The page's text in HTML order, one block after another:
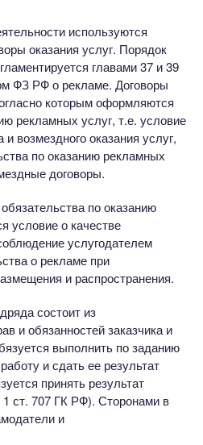
используются
оказания услуг. Порядок
главами 37 и 39
ФЗ РФ о рекламе. Договоры
которым оформляются
рекламных услуг, т.е. условие
возмездного оказания услуг,
по оказанию рекламных
договоры.
по оказанию
условие о качестве
услугодателем
о рекламе при
и распространения.
состоит из
и обязанностей заказчика и
выполнить по заданию
и сдать ее результат
принять результат
1 ст. 707 ГК РФ). Сторонами в
и